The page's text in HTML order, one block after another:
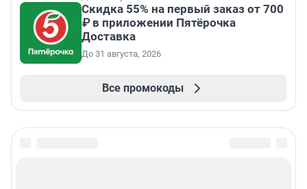
Скидка 55% на первый заказ от 700
₽ в приложении Пятёрочка
Доставка
До 31 августа, 2026
Все промокоды